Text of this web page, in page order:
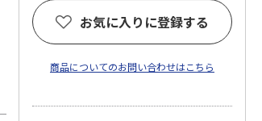
お気に入りに登録する
商品についてのお問い合わせはこちら